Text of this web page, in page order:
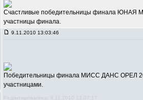
Счастливые победительницы финала ЮНАЯ
участницы финала.
9.11.2010 13:03:46
Победительницы финала МИСС ДАНС ОРЕЛ
участницами.
Редактировалось: 9.11.2010 13:07:17